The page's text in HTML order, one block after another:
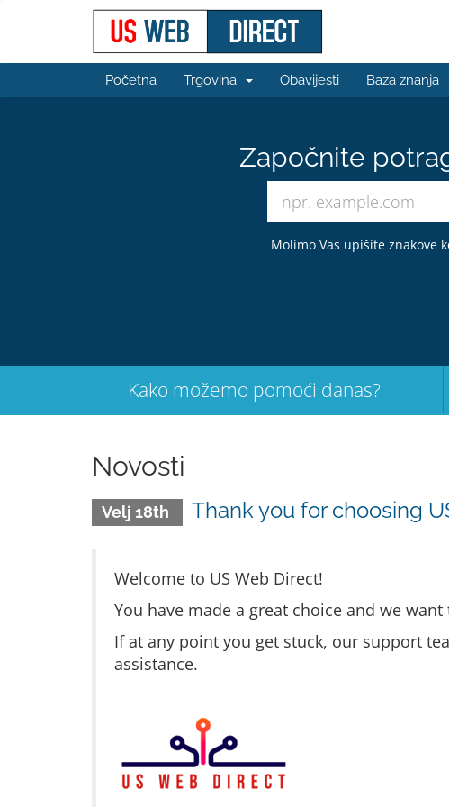
Početna Trgovina Obavijesti Baza znanja
Započnite
Molimo Vas upišite znakove
Kako možemo pomoći danas?
Novosti
Velj 18th Thank you for choosing
Welcome to US Web Direct!
You have made a great choice and we
If at any point you get stuck, our support
assistance.